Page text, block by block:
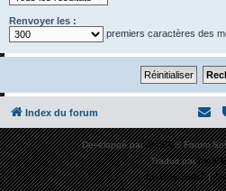
Renvoyer les :
premiers caractères des
Index du forum
Développé parphpBB® Forum
Traduit par
Confidentialité|